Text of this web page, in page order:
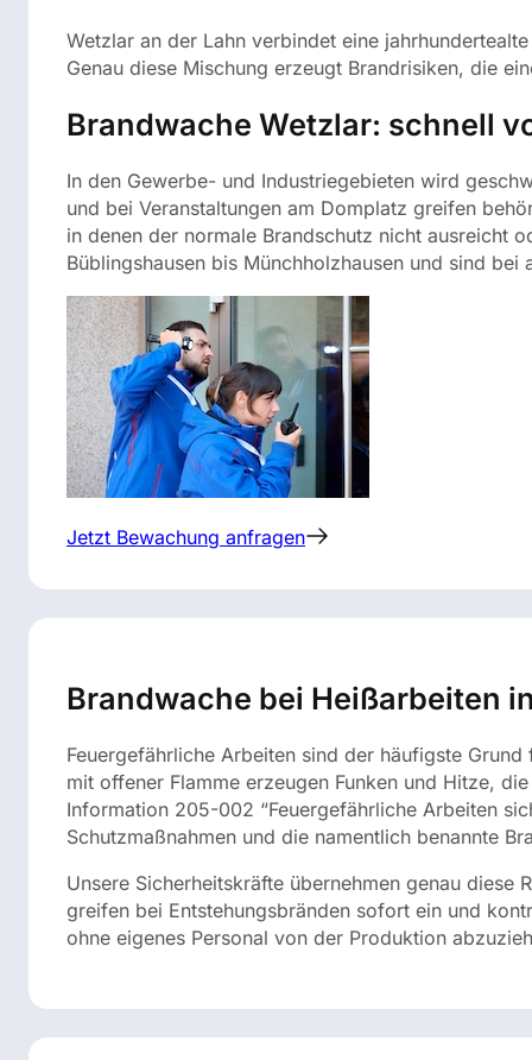
Wetzlar an der Lahn verbindet eine
Genau diese Mischung erzeugt Brandrisiken, die
Brandwache Wetzlar: schnell
In den Gewerbe- und Industriegebieten wird
und bei Veranstaltungen am Domplatz greifen
in denen der normale Brandschutz nicht ausreicht
Büblingshausen bis Münchholzhausen und sind
Jetzt Bewachung anfragen
Brandwache bei Heißarbeiten
Feuergefährliche Arbeiten sind der häufigste
mit offener Flamme erzeugen Funken und Hitze,
Information 205-002 “Feuergefährliche Arbeiten
Schutzmaßnahmen und die namentlich benannte
Unsere Sicherheitskräfte übernehmen genau
greifen bei Entstehungsbränden sofort ein und
ohne eigenes Personal von der Produktion